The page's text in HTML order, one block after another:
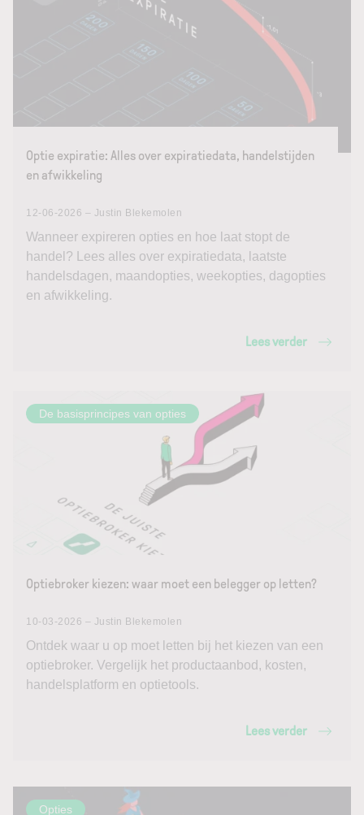
Optie expiratie: Alles over expiratiedata, handelstijden
en afwikkeling
12-06-2026 – Justin Blekemolen
Wanneer expireren opties en hoe laat stopt de
handel? Lees alles over expiratiedata, laatste
handelsdagen, maandopties, weekopties, dagopties
en afwikkeling.
Lees verder
De basisprincipes van opties
Optiebroker kiezen: waar moet een belegger op letten?
10-03-2026 – Justin Blekemolen
Ontdek waar u op moet letten bij het kiezen van een
optiebroker. Vergelijk het productaanbod, kosten,
handelsplatform en optietools.
Lees verder
Opties